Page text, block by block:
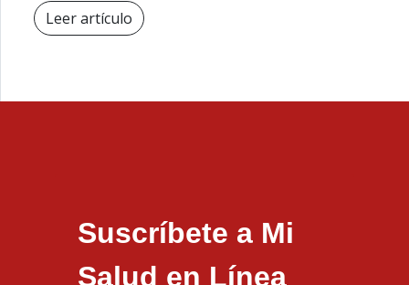
Leer artículo
Suscríbete a Mi
Salud en Línea